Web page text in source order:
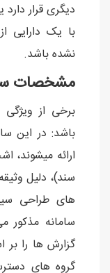
دیگری قرار دارد
با یک دارایی
نشده باشد.
مشخصات
برخی از
باشد: در این
ارائه میشوند،
سند)، دلیل
های طراحی
سامانه مذکور
گزارش ها را بر
گروه های